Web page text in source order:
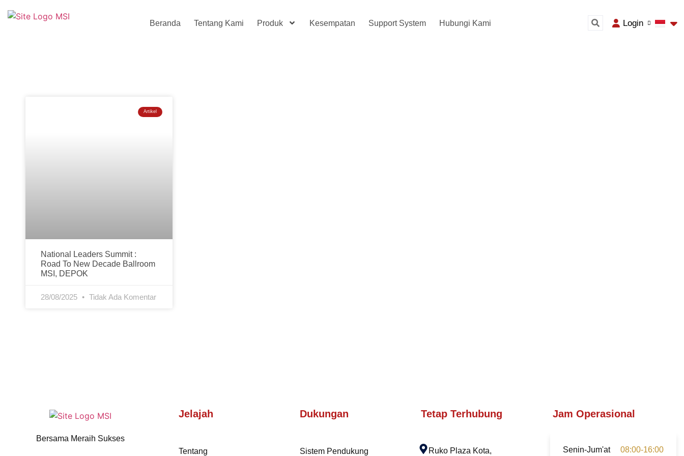
Beranda Tentang Kami Produk Kesempatan Support System Hubungi Kami Login
Artikel
National Leaders Summit :
Road To New Decade Ballroom
MSI, DEPOK
28/08/2025 Tidak Ada Komentar
Bersama Meraih Sukses
Jelajah
Tentang
Dukungan
Sistem Pendukung
Tetap Terhubung
Ruko Plaza Kota,
Jam Operasional
Senin-Jum'at 08:00-16:00